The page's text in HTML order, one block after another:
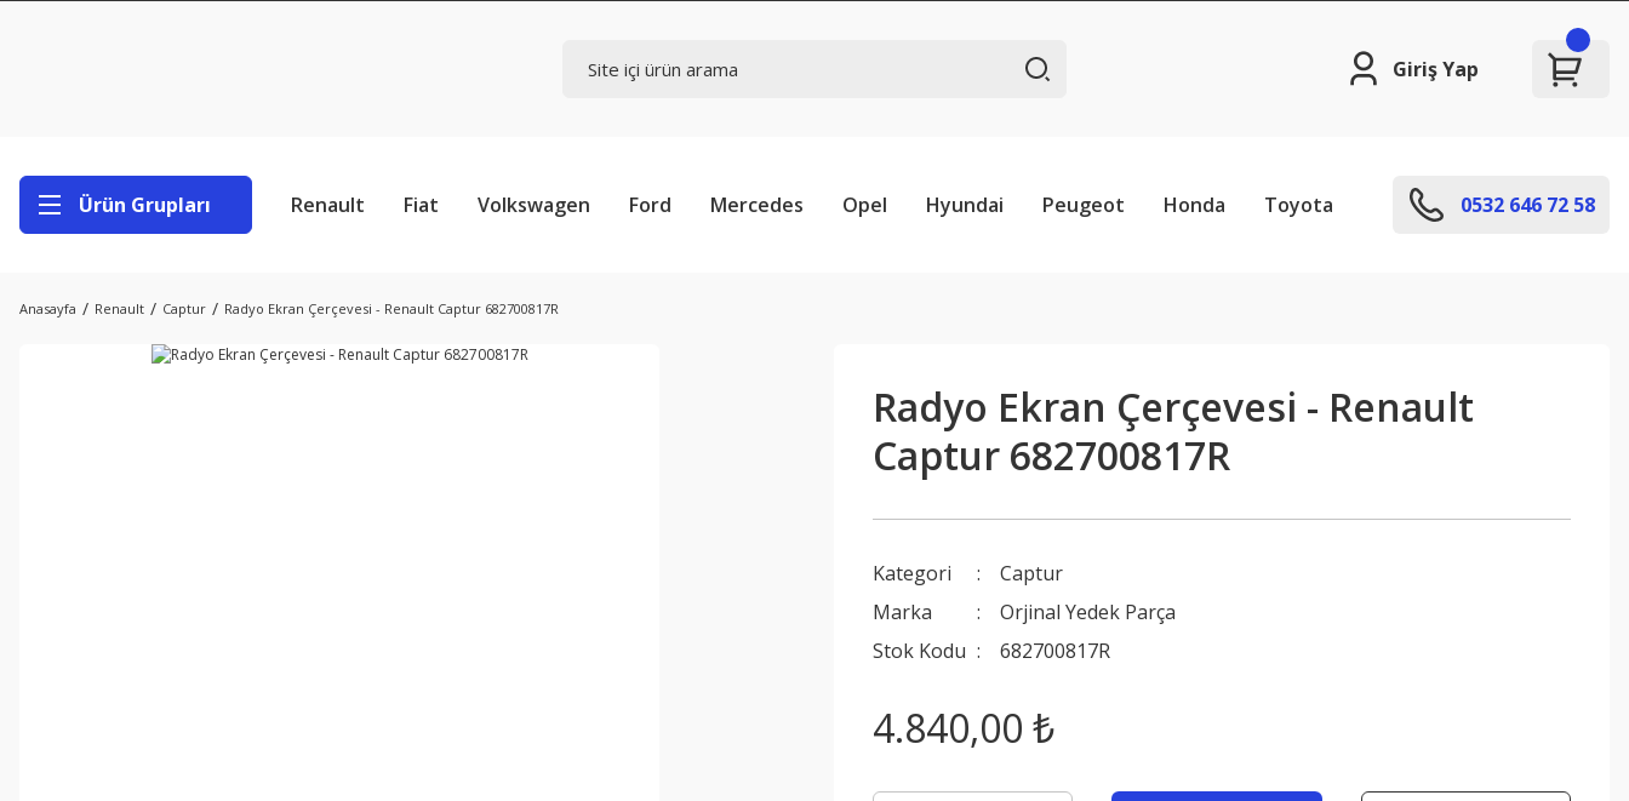
Giriş Yap
Ürün Grupları Renault Fiat Volkswagen Ford Mercedes Opel Hyundai Peugeot Honda Toyota 0532 646 72 58
Anasayfa Renault Captur Radyo Ekran Çerçevesi - Renault Captur 682700817R
Radyo Ekran Çerçevesi - Renault
Captur 682700817R
Kategori
Captur
Marka
Orjinal Yedek Parça
Stok Kodu
682700817R
4.840,00 ₺